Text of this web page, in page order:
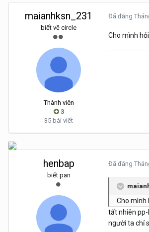
maianhksn_231
biết vẽ circle
Thành viên
3
35 bài viết
Đã đăng
Cho mình
henbap
biết pan
Đã đăng
Cho mình
tất nhiên pp-
người ta chỉ